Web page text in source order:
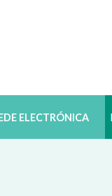
ELECTRÓNICA